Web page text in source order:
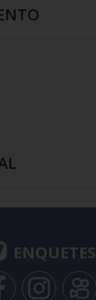
ENQUETES